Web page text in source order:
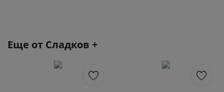
Еще от Сладков +